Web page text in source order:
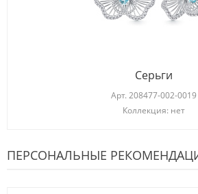
Серьги
Арт. 208477-002-0019
Коллекция: нет
ПЕРСОНАЛЬНЫЕ